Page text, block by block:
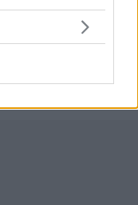
σεΝομός
λίστα με τους
σεΝομός
μπορείτε να